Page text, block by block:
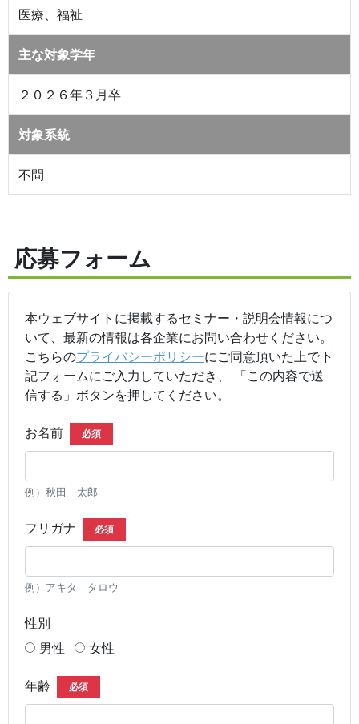
医療、福祉
主な対象学年
２０２６年３月卒
対象系統
不問
応募フォーム
本ウェブサイトに掲載するセミナー・説明会情報につ
いて、最新の情報は各企業にお問い合わせください。
こちらのプライバシーポリシーにご同意頂いた上で下
記フォームにご入力していただき、 「この内容で送
信する」ボタンを押してください。
お名前 必須
例）秋田 太郎
フリガナ 必須
例）アキタ タロウ
性別
男性
女性
年齢 必須